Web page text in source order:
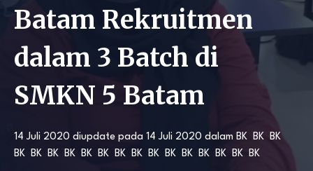
Batam Rekruitmen
dalam 3 Batch di
SMKN 5 Batam
14 Juli 2020 diupdate pada 14 Juli 2020 dalam BK BK BK
BK BK BK BK BK BK BK BK BK BK BK BK BK BK BK